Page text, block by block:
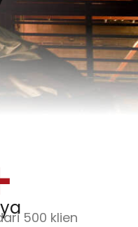
500 klien